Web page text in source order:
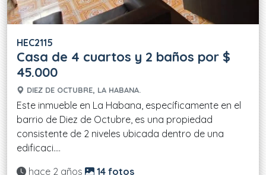
HEC2115
Casa de 4 cuartos y 2 baños por $
45.000
DIEZ DE OCTUBRE, LA HABANA.
Este inmueble en La Habana, específicamente en el
barrio de Diez de Octubre, es una propiedad
consistente de 2 niveles ubicada dentro de una
edificaci....
Actualizado:
hace 2 años 14 fotos